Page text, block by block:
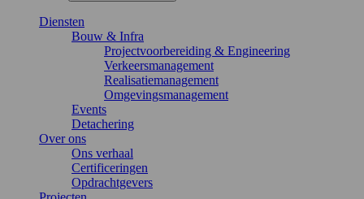
Diensten
Bouw & Infra
Projectvoorbereiding & Engineering
Verkeersmanagement
Realisatiemanagement
Omgevingsmanagement
Events
Detachering
Over ons
Ons verhaal
Certificeringen
Opdrachtgevers